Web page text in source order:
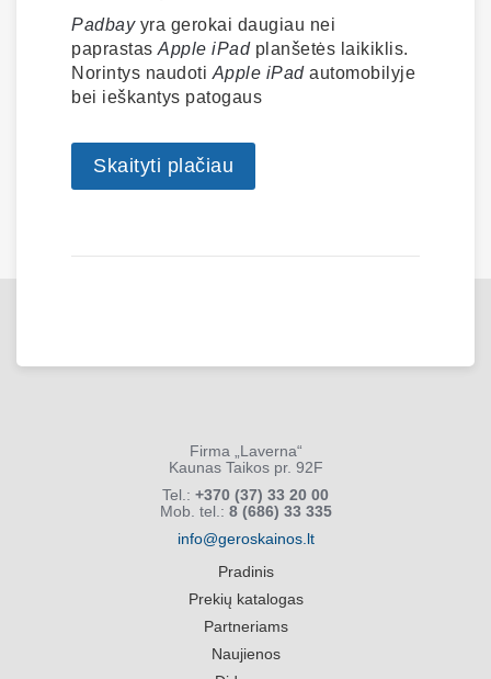
Padbayyra gerokai daugiau nei
paprastas Apple iPadplanšetės laikiklis.
Norintys naudoti Apple iPadautomobilyje
bei ieškantys patogaus
Skaityti plačiau
Firma „Laverna“
Kaunas Taikos pr. 92F
Tel.: +370 (37) 33 20 00
Mob. tel.: 8 (686) 33 335
info@geroskainos.lt
Pradinis
Prekių katalogas
Partneriams
Naujienos